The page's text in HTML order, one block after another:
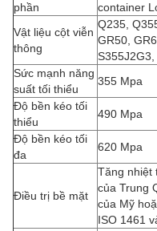
phần
container
Vật liệu cột viễn
thông
Q235,
GR50,
Sức mạnh năng
suất tối thiểu
355 Mpa
Độ bền kéo tối
thiểu
490 Mpa
Độ bền kéo tối
đa
620 Mpa
Điều trị bề mặt
Tăng nhiệt
của Trung
của Mỹ
ISO 1461